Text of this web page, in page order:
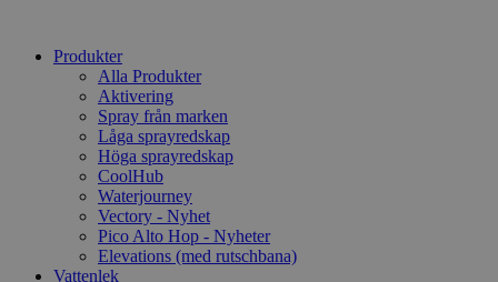
Produkter
Alla Produkter
Aktivering
Spray från marken
Låga sprayredskap
Höga sprayredskap
CoolHub
Waterjourney
Vectory - Nyhet
Pico Alto Hop - Nyheter
Elevations (med rutschbana)
Vattenlek